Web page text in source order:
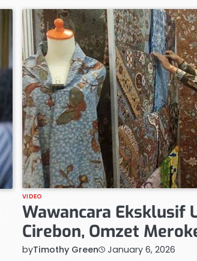
VIDEO
Wawancara Eksklusif
Cirebon, Omzet
byTimothy Green January 6, 2026